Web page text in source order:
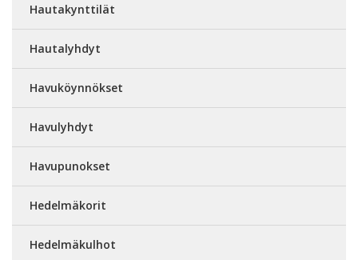
Hautakynttilät
Hautalyhdyt
Havuköynnökset
Havulyhdyt
Havupunokset
Hedelmäkorit
Hedelmäkulhot